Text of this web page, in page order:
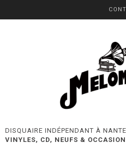
DISQUAIRE INDÉPENDANT À
VINYLES, CD, NEUFS &